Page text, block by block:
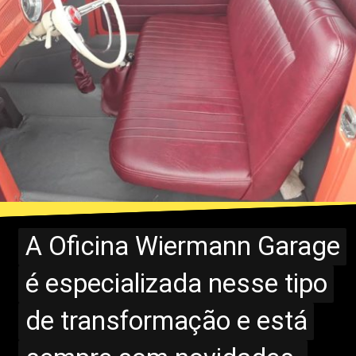
A Oficina Wiermann Garage
é especializada nesse tipo
de transformação e está
A Oficina Wiermann Garage
é especializada nesse tipo
de transformação e está